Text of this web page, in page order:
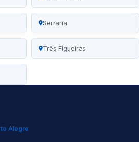
Serraria
Três Figueiras
Alegre